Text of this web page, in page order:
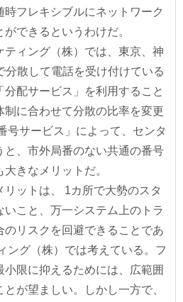
フレキシブルにネットワーク
できるというわけだ。
ィング（株）では、東京、神
分散して電話を受け付けている
配サービス」を利用すること
制に合わせて分散の比率を変更
号サービス」によって、センタ
と、市外局番のない共通の番号
きなメリットだ。
ットは、 1カ所で大勢のスタ
いこと、万一システム上のトラ
のリスクを回避できることであ
ング（株）では考えている。フ
小限に抑えるためには、広範囲
が望ましい。しかし一方で、